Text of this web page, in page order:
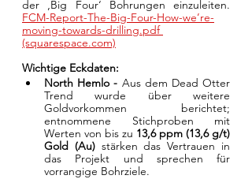
FCM-Report-The-Big-Four-How-we’re-
moving-towards-drilling.pdf
(squarespace.com)
Wichtige Eckdaten:
North Hemlo - Aus dem Dead Otter
Trend wurde über weitere
Goldvorkommen berichtet;
entnommene Stichproben mit
Werten von bis zu 13,6 ppm (13,6 g/t)
Gold (Au) stärken das Vertrauen in
das Projekt und sprechen für
vorrangige Bohrziele.